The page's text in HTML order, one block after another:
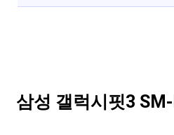
삼성 갤럭시핏3